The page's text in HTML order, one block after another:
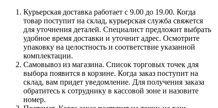
Курьерская доставка работает с 9.00 до 19.00. Когда
товар поступит на склад, курьерская служба свяжется
для уточнения деталей. Специалист предложит выбрать
удобное время доставки и уточнит адрес. Осмотрите
упаковку на целостность и соответствие указанной
комплектации.
Самовывоз из магазина. Список торговых точек для
выбора появится в корзине. Когда заказ поступит на
склад, вам придет уведомление. Для получения заказа
обратитесь к сотруднику в кассовой зоне и назовите
номер.